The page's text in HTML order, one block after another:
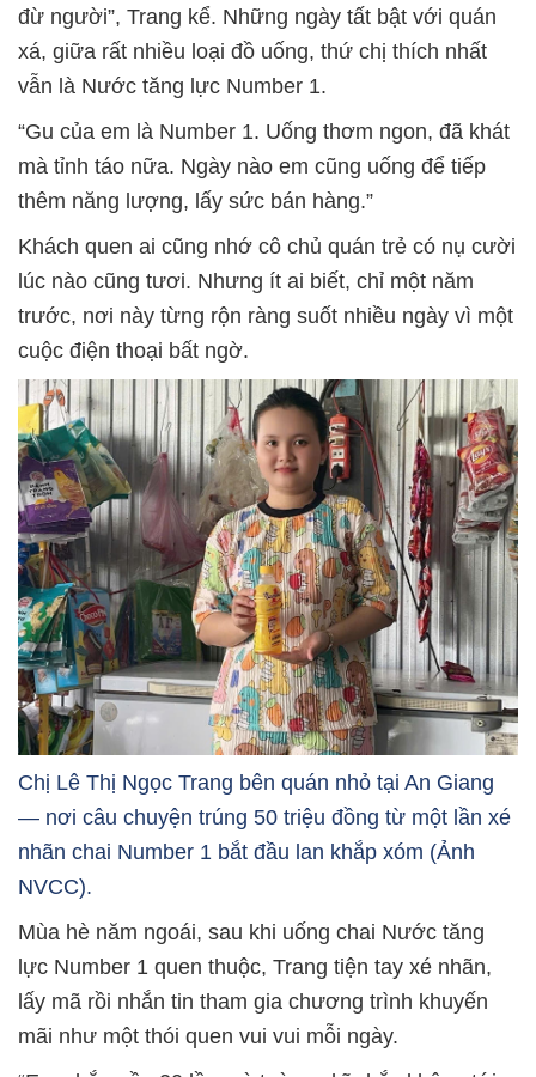
đừ người”, Trang kể. Những ngày tất bật với quán
xá, giữa rất nhiều loại đồ uống, thứ chị thích nhất
vẫn là Nước tăng lực Number 1.
“Gu của em là Number 1. Uống thơm ngon, đã khát
mà tỉnh táo nữa. Ngày nào em cũng uống để tiếp
thêm năng lượng, lấy sức bán hàng.”
Khách quen ai cũng nhớ cô chủ quán trẻ có nụ cười
lúc nào cũng tươi. Nhưng ít ai biết, chỉ một năm
trước, nơi này từng rộn ràng suốt nhiều ngày vì một
cuộc điện thoại bất ngờ.
Chị Lê Thị Ngọc Trang bên quán nhỏ tại An Giang
— nơi câu chuyện trúng 50 triệu đồng từ một lần xé
nhãn chai Number 1 bắt đầu lan khắp xóm (Ảnh
NVCC).
Mùa hè năm ngoái, sau khi uống chai Nước tăng
lực Number 1 quen thuộc, Trang tiện tay xé nhãn,
lấy mã rồi nhắn tin tham gia chương trình khuyến
mãi như một thói quen vui vui mỗi ngày.